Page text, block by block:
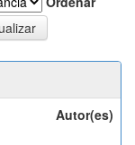
Autor(es)